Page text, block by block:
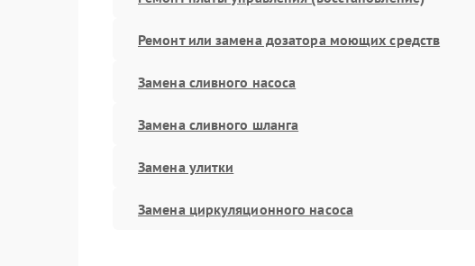
Ремонт или замена дозатора моющих средств
Замена сливного насоса
Замена сливного шланга
Замена улитки
Замена циркуляционного насоса